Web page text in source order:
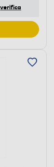
verifica